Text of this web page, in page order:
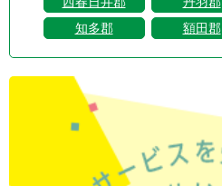
知多郡
額田郡